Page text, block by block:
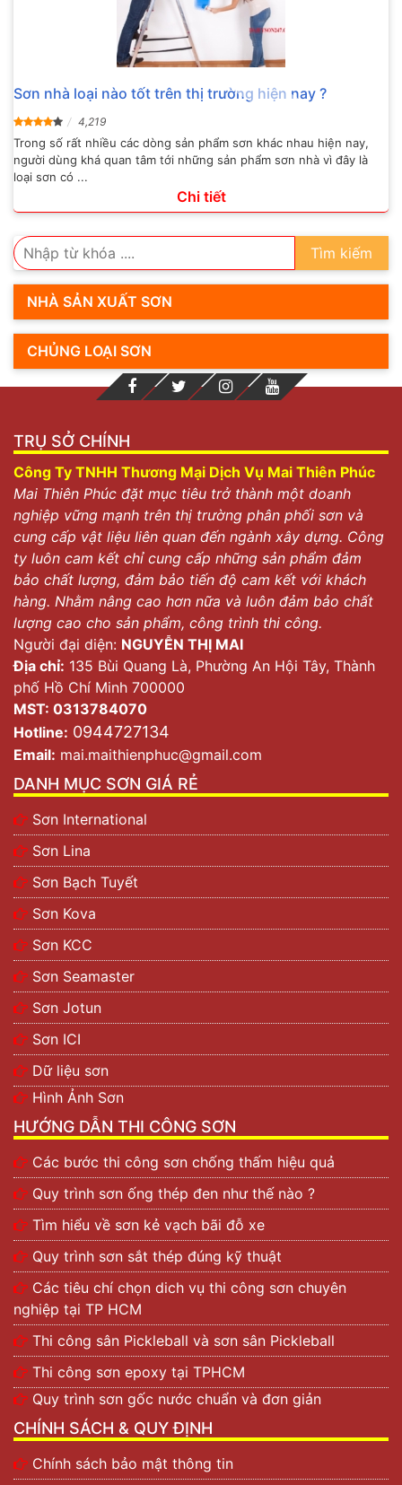
Sơn nhà loại nào tốt trên thị trường hiện nay ?
4,219
Trong số rất nhiều các dòng sản phẩm sơn khác nhau hiện nay,
người dùng khá quan tâm tới những sản phẩm sơn nhà vì đây là
loại sơn có ...
Chi tiết
Tìm kiếm
NHÀ SẢN XUẤT SƠN
CHỦNG LOẠI SƠN
TRỤ SỞ CHÍNH
Công Ty TNHH Thương Mại Dịch Vụ Mai Thiên Phúc
Mai Thiên Phúc đặt mục tiêu trở thành một doanh
nghiệp vững mạnh trên thị trường phân phối sơn và
cung cấp vật liệu liên quan đến ngành xây dựng. Công
ty luôn cam kết chỉ cung cấp những sản phẩm đảm
bảo chất lượng, đảm bảo tiến độ cam kết với khách
hàng. Nhằm nâng cao hơn nữa và luôn đảm bảo chất
lượng cao cho sản phẩm, công trình thi công.
Người đại diện: NGUYỄN THỊ MAI
Địa chỉ: 135 Bùi Quang Là, Phường An Hội Tây, Thành
phố Hồ Chí Minh 700000
MST: 0313784070
Hotline: 0944727134
Email: mai.maithienphuc@gmail.com
DANH MỤC SƠN GIÁ RẺ
Sơn International
Sơn Lina
Sơn Bạch Tuyết
Sơn Kova
Sơn KCC
Sơn Seamaster
Sơn Jotun
Sơn ICI
Dữ liệu sơn
Hình Ảnh Sơn
HƯỚNG DẪN THI CÔNG SƠN
Các bước thi công sơn chống thấm hiệu quả
Quy trình sơn ống thép đen như thế nào ?
Tìm hiểu về sơn kẻ vạch bãi đỗ xe
Quy trình sơn sắt thép đúng kỹ thuật
Các tiêu chí chọn dich vụ thi công sơn chuyên
nghiệp tại TP HCM
Thi công sân Pickleball và sơn sân Pickleball
Thi công sơn epoxy tại TPHCM
Quy trình sơn gốc nước chuẩn và đơn giản
CHÍNH SÁCH & QUY ĐỊNH
Chính sách bảo mật thông tin